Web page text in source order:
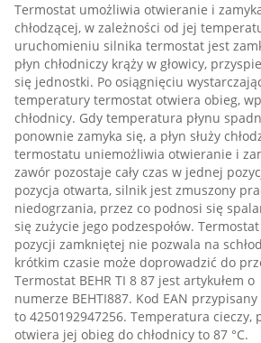
Termostat umożliwia otwieranie i
chłodzącej, w zależności od jej
uruchomieniu silnika termostat jest
płyn chłodniczy krąży w głowicy,
się jednostki. Po osiągnięciu
temperatury termostat otwiera obieg,
chłodnicy. Gdy temperatura płynu
ponownie zamyka się, a płyn służy
termostatu uniemożliwia otwieranie i
zawór pozostaje cały czas w jednej
pozycja otwarta, silnik jest zmuszony
niedogrzania, przez co podnosi się
się zużycie jego podzespołów.
pozycji zamkniętej nie pozwala na
krótkim czasie może doprowadzić do
Termostat BEHR TI 8 87 jest artykułem o
numerze BEHTI887. Kod EAN
to 4250192947256. Temperatura
otwiera jej obieg do chłodnicy to 87 °C.